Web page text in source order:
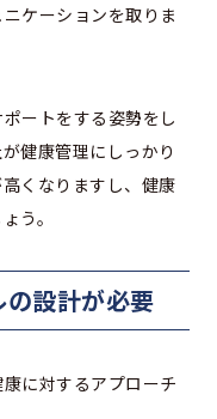
ケーションを取りま
ートをする姿勢をし
健康管理にしっかり
くなりますし、健康
う。
設計が必要
に対するアプローチ